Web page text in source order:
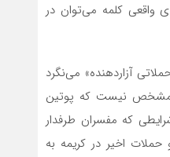
واقعی کلمه می‌توان در
آزاردهنده» می‌نگرد
مشخص نیست که پوتین
که مفسران طرفدار
اخیر در کریمه به